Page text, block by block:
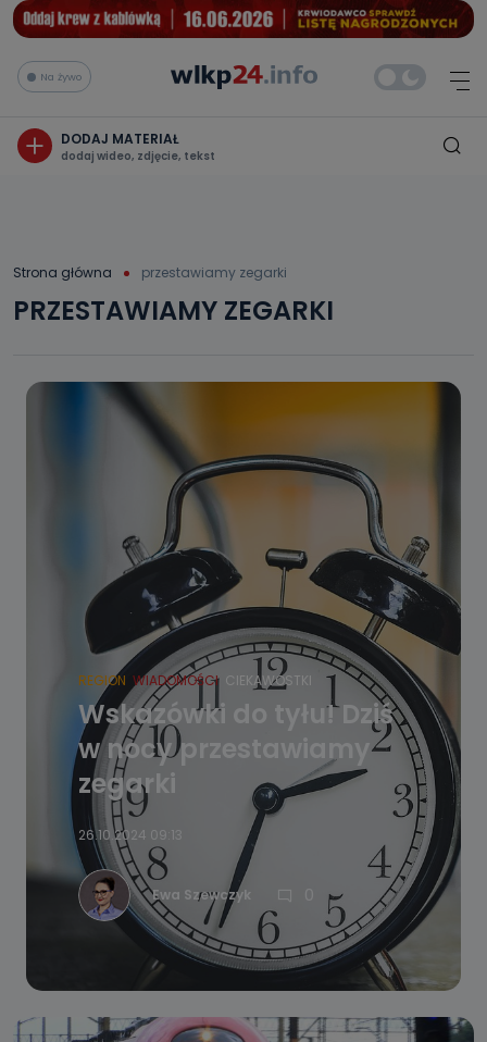
Na żywo
DODAJ MATERIAŁ
dodaj wideo, zdjęcie, tekst
Strona główna przestawiamy zegarki
PRZESTAWIAMY ZEGARKI
REGION WIADOMOŚCI CIEKAWOSTKI
Wskazówki do tyłu! Dziś
w nocy przestawiamy
zegarki
26.10.2024 09:13
Ewa Szewczyk